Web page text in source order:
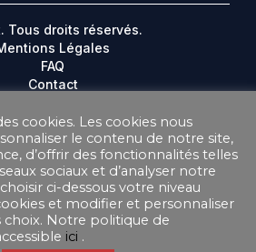
Tous droits réservés.
Légales
FAQ
Contact
PERSONNELLES
DE VENTE ABONNEMENT
GÉNÉRALES D’UTILISATION
cookies. Les cookies nous
le contenu de notre site,
d’offrir des fonctionnalités telles
sociaux et d’analyser notre
ci-dessous votre niveau
et modifier et personnaliser
Notre politique de
ici .